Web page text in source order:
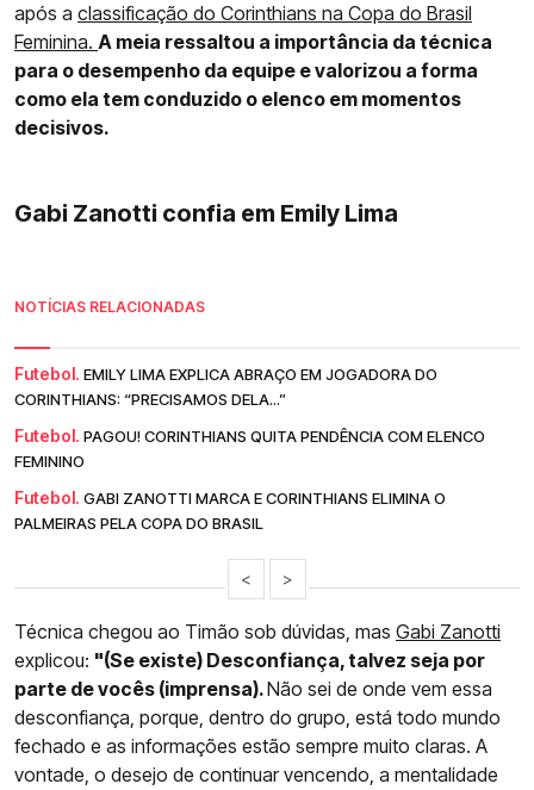
após a classificação do Corinthians na Copa do Brasil
Feminina. A meia ressaltou a importância da técnica
para o desempenho da equipe e valorizou a forma
como ela tem conduzido o elenco em momentos
decisivos.
Gabi Zanotti confia em Emily Lima
NOTÍCIAS RELACIONADAS
Futebol. EMILY LIMA EXPLICA ABRAÇO EM JOGADORA DO
CORINTHIANS: “PRECISAMOS DELA...”
Futebol. PAGOU! CORINTHIANS QUITA PENDÊNCIA COM ELENCO
FEMININO
Futebol. GABI ZANOTTI MARCA E CORINTHIANS ELIMINA O
PALMEIRAS PELA COPA DO BRASIL
< >
Técnica chegou ao Timão sob dúvidas, mas Gabi Zanotti
explicou: "(Se existe) Desconfiança, talvez seja por
parte de vocês (imprensa).Não sei de onde vem essa
desconfiança, porque, dentro do grupo, está todo mundo
fechado e as informações estão sempre muito claras. A
vontade, o desejo de continuar vencendo, a mentalidade